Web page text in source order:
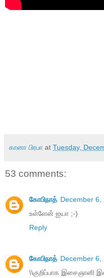
கானா பிரபா at Tuesday,
53 comments:
கோபிநாத் December 6,
உள்ளேன் ஐயா ;-)
Reply
கோபிநாத் December 6,
\\குறிப்பாக இசைஞானி